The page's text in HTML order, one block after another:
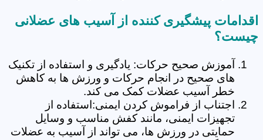
اقدامات پیشگیری کننده از آسیب های عضلانی
چیست؟
آموزش صحیح حرکات: یادگیری و استفاده از تکنیک
های صحیح در انجام حرکات و ورزش ها به کاهش
خطر آسیب عضلات کمک می کند.
اجتناب از فراموش کردن ایمنی:استفاده از
تجهیزات ایمنی، مانند کفش مناسب و وسایل
حمایتی در ورزش ها، می تواند از آسیب به عضلات